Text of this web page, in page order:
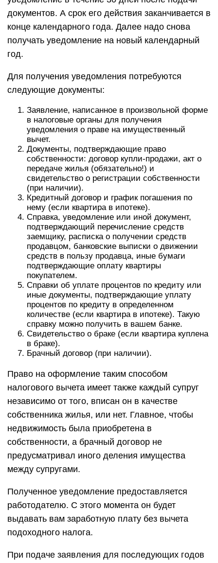
документов. А срок его действия заканчивается в
конце календарного года. Далее надо снова
получать уведомление на новый календарный
год.
Для получения уведомления потребуются
следующие документы:
Заявление, написанное в произвольной форме
в налоговые органы для получения
уведомления о праве на имущественный
вычет.
Документы, подтверждающие право
собственности: договор купли-продажи, акт о
передаче жилья (обязательно!) и
свидетельство о регистрации собственности
(при наличии).
Кредитный договор и график погашения по
нему (если квартира в ипотеке).
Справка, уведомление или иной документ,
подтверждающий перечисление средств
заемщику, расписка о получении средств
продавцом, банковские выписки о движении
средств в пользу продавца, иные бумаги
подтверждающие оплату квартиры
покупателем.
Справки об уплате процентов по кредиту или
иные документы, подтверждающие уплату
процентов по кредиту в определенном
количестве (если квартира в ипотеке). Такую
справку можно получить в вашем банке.
Свидетельство о браке (если квартира куплена
в браке).
Брачный договор (при наличии).
Право на оформление таким способом
налогового вычета имеет также каждый супруг
независимо от того, вписан он в качестве
собственника жилья, или нет. Главное, чтобы
недвижимость была приобретена в
собственности, а брачный договор не
предусматривал иного деления имущества
между супругами.
Полученное уведомление предоставляется
работодателю. С этого момента он будет
выдавать вам заработную плату без вычета
подоходного налога.
При подаче заявления для последующих годов